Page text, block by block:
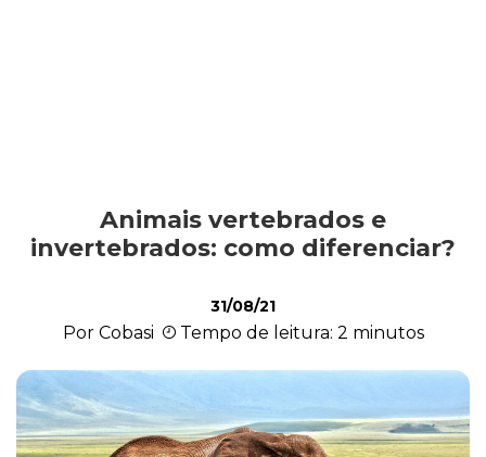
Exóticos e Silvestres
Mamíferos
Animais vertebrados e
invertebrados: como diferenciar?
31/08/21
Por Cobasi Tempo de leitura: 2 minutos